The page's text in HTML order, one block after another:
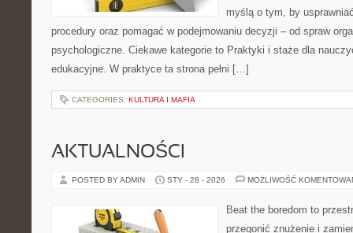
myślą o tym, by
procedury oraz pomagać w podejmowaniu decyzji – od spraw
psychologiczne. Ciekawe kategorie to Praktyki i staże dla
edukacyjne. W praktyce ta strona pełni […]
CATEGORIES: KULTURA I MAFIA
AKTUALNOŚCI
POSTED BY ADMIN STY - 28 - 2026 MOŻLIWOŚĆ
Beat the boredom to
przegonić znużenie i